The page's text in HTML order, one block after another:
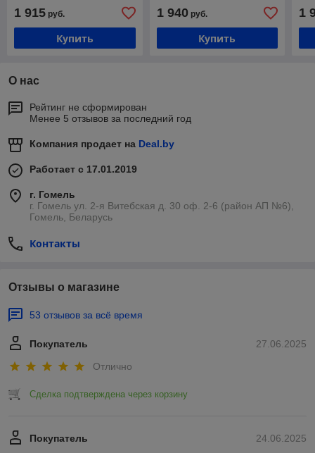
1 915 руб.
Купить
1 940руб.
Купить
1
О нас
Рейтинг не сформирован
Менее 5 отзывов за последний год
Компания продает на Deal.by
Работает с 17.01.2019
г. Гомель
г. Гомель ул. 2-я Витебская д. 30 оф. 2-6 (район АП №6),
Гомель, Беларусь
Контакты
Отзывы о магазине
53 отзывов за всё время
27.06.2025
Покупатель
Отлично
Сделка подтверждена через корзину
24.06.2025
Покупатель